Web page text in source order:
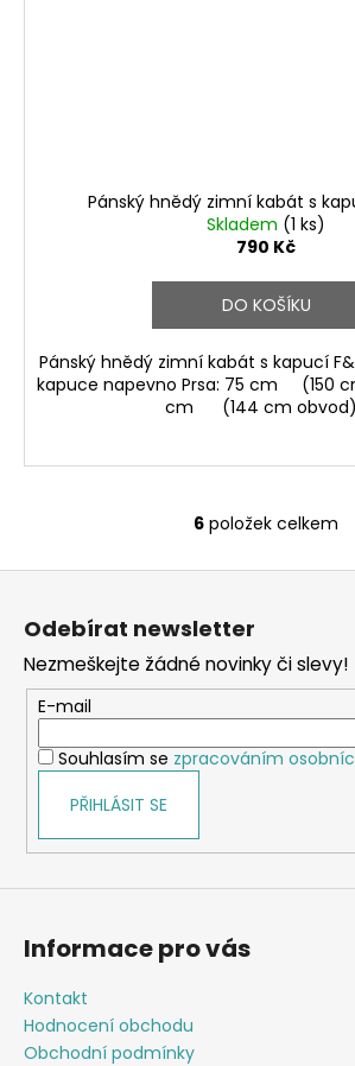
Pánský hnědý zimní kabát s
Skladem (1 ks)
790 Kč
DO KOŠÍKU
Pánský hnědý zimní kabát s kapucí
kapuce napevno Prsa: 75 cm (150
cm (144 cm
O
v
a
c
í
p
r
y
6 položek celkem
Odebírat newsletter
Nezmeškejte žádné novinky či slevy!
E-mail
Souhlasím se zpracováním
PŘIHLÁSIT SE
Informace pro vás
Kontakt
Hodnocení obchodu
Obchodní podmínky